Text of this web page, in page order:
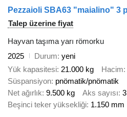
Talep üzerine fiyat
Hayvan taşıma yarı römorku
2025
Durum yeni
Yük kapasitesi 21.000 kg Hacim
Süspansiyon pnömatik/pnömatik
Net ağırlık 9.500 kg Aks sayısı 3
Beşinci teker yüksekliği 1.150 mm